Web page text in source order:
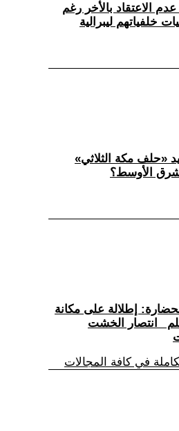
عدم الاعتقاد بالأخر رغم
خلفياتهم ليبرالية
«حلف مكة الثلاثي»
الأوسط؟
إطلالة على مكانة
_انتصار الخشت
في كافة المجالات